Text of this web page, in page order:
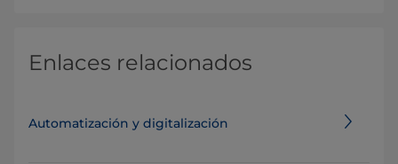
Enlaces relacionados
Automatización y digitalización